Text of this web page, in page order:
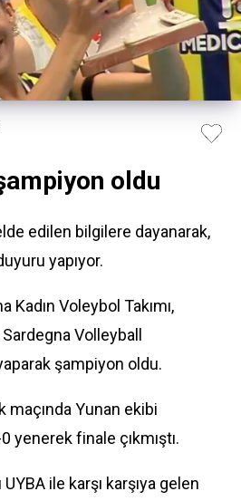
oldu
edilen bilgilere dayanarak,
yapıyor.
Kadın Voleybol Takımı,
Volleyball
şampiyon oldu.
maçında Yunan ekibi
yenerek finale çıkmıştı.
ile karşı karşıya gelen